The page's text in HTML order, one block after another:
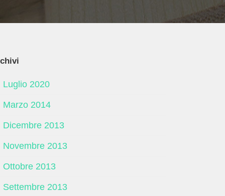
Luglio 2020
Marzo 2014
Dicembre 2013
Novembre 2013
Ottobre 2013
Settembre 2013